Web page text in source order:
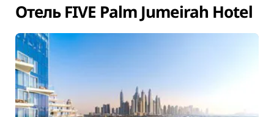
Отель FIVE Palm Jumeirah Hotel